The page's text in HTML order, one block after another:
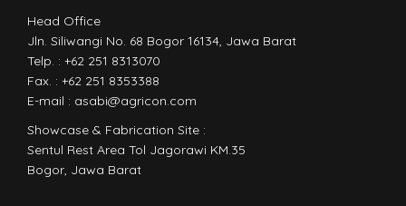
Head Office
Jln. Siliwangi No. 68 Bogor 16134, Jawa Barat
Telp. : +62 251 8313070
Fax. : +62 251 8353388
E-mail : asabi@agricon.com
Showcase & Fabrication Site :
Sentul Rest Area Tol Jagorawi KM.35
Bogor, Jawa Barat